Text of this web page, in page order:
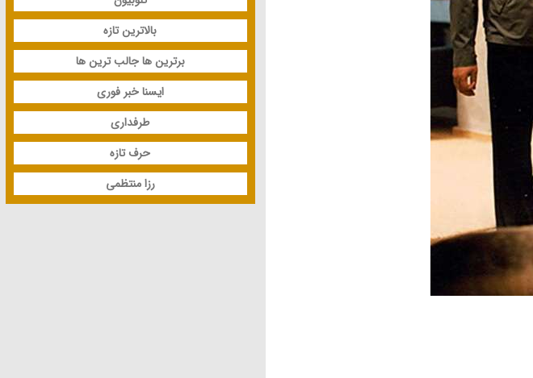
بالاترین تازه
برترین ها جالب ترین ها
ایسنا خبر فوری
طرفداری
حرف تازه
رزا منتظمی